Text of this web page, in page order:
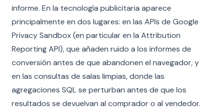
informe. En la tecnología publicitaria aparece
principalmente en dos lugares: en las APIs de Google
Privacy Sandbox (en particular en la Attribution
Reporting API), que añaden ruido a los informes de
conversión antes de que abandonen el navegador, y
en las consultas de salas limpias, donde las
agregaciones SQL se perturban antes de que los
resultados se devuelvan al comprador o al vendedor.